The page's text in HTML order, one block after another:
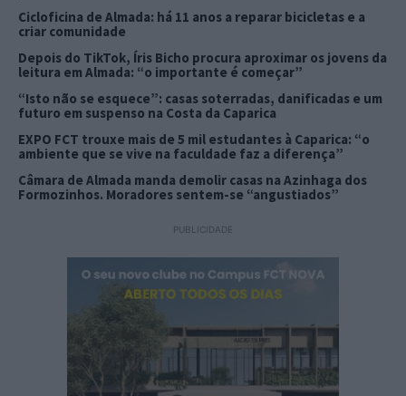
Cicloficina de Almada: há 11 anos a reparar bicicletas e a
criar comunidade
Depois do TikTok, Íris Bicho procura aproximar os jovens da
leitura em Almada: “o importante é começar”
“Isto não se esquece”: casas soterradas, danificadas e um
futuro em suspenso na Costa da Caparica
EXPO FCT trouxe mais de 5 mil estudantes à Caparica: “o
ambiente que se vive na faculdade faz a diferença”
Câmara de Almada manda demolir casas na Azinhaga dos
Formozinhos. Moradores sentem-se “angustiados”
PUBLICIDADE